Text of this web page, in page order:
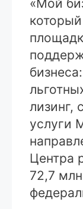
«Мой
лизинг,
услуги
Центра
72,7